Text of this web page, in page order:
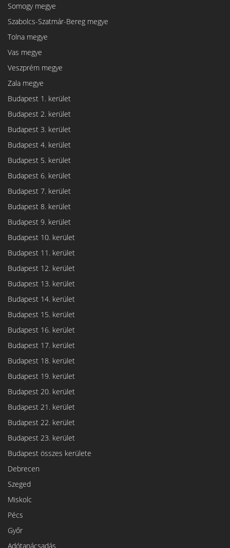
Somogy megye
Szabolcs-Szatmár-Bereg megye
Tolna megye
Vas megye
Veszprém megye
Zala megye
Budapest 1. kerület
Budapest 2. kerület
Budapest 3. kerület
Budapest 4. kerület
Budapest 5. kerület
Budapest 6. kerület
Budapest 7. kerület
Budapest 8. kerület
Budapest 9. kerület
Budapest 10. kerület
Budapest 11. kerület
Budapest 12. kerület
Budapest 13. kerület
Budapest 14. kerület
Budapest 15. kerület
Budapest 16. kerület
Budapest 17. kerület
Budapest 18. kerület
Budapest 19. kerület
Budapest 20. kerület
Budapest 21. kerület
Budapest 22. kerület
Budapest 23. kerület
Budapest összes kerülete
Debrecen
Szeged
Miskolc
Pécs
Győr
Adótanácsadás